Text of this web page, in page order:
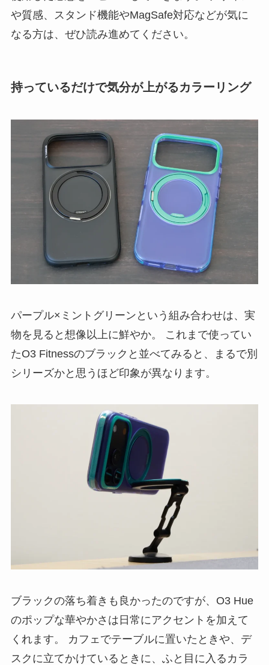
や質感、スタンド機能やMagSafe対応などが気に
なる方は、ぜひ読み進めてください。
持っているだけで気分が上がるカラーリング
パープル×ミントグリーンという組み合わせは、実
物を見ると想像以上に鮮やか。 これまで使ってい
たO3 Fitnessのブラックと並べてみると、まるで別
シリーズかと思うほど印象が異なります。
ブラックの落ち着きも良かったのですが、O3 Hue
のポップな華やかさは日常にアクセントを加えて
くれます。 カフェでテーブルに置いたときや、デ
スクに立てかけているときに、ふと目に入るカラ